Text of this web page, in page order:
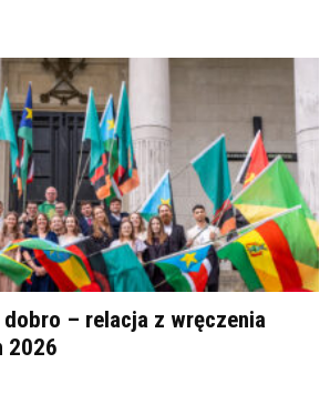
dobro – relacja z wręczenia
2026